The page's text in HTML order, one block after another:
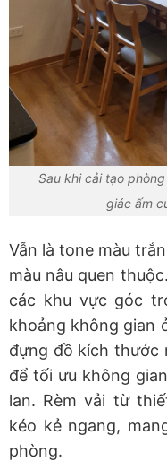
Sau khi cải tạo
giác ấm
Vẫn là tone màu
màu nâu quen
các khu vực góc
khoảng không gian
đựng đồ kích thước
để tối ưu không
lan. Rèm vải từ
kéo kẻ ngang,
phòng.